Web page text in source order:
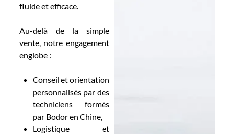
fluide et efficace.
Au-delà de la simple
vente, notre engagement
englobe :
Conseil et orientation
personnalisés par des
techniciens formés
par Bodor en Chine,
Logistique et